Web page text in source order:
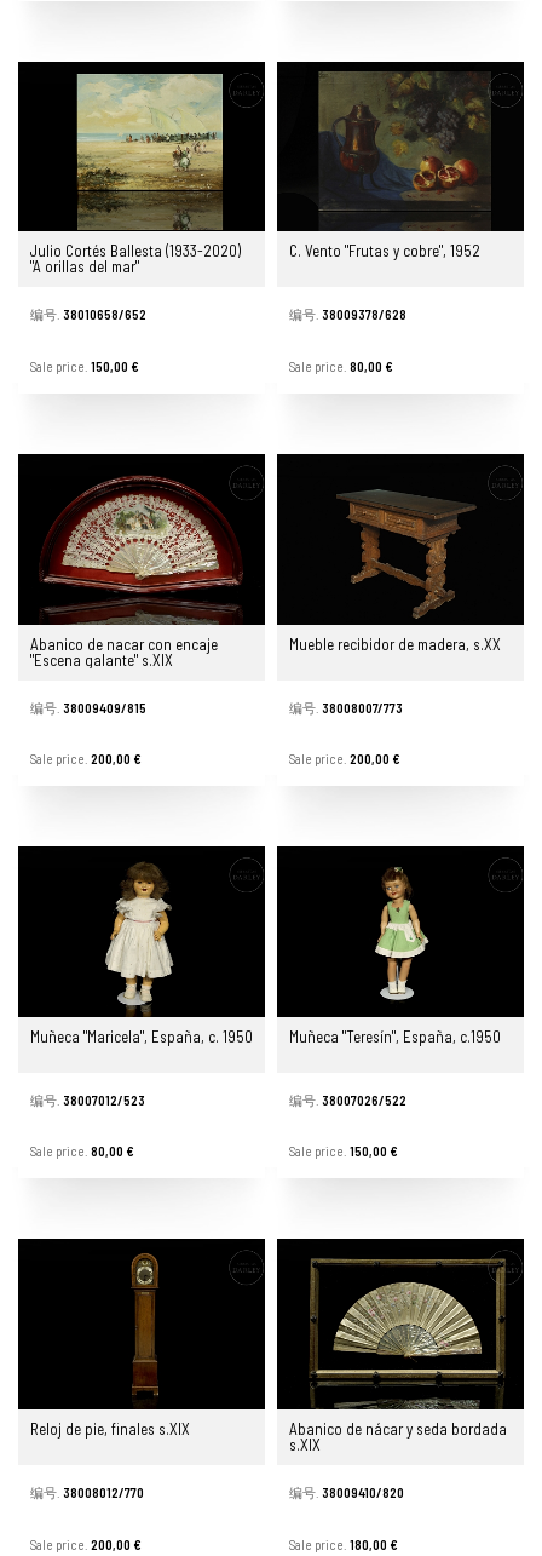
Julio Cortés Ballesta (1933-2020)
"A orillas del mar"
编号. 38010658/652
Sale price. 150,00 €
C. Vento "Frutas y cobre", 1952
编号. 38009378/628
Sale price. 80,00 €
Abanico de nacar con encaje
"Escena galante" s.XIX
编号. 38009409/815
Sale price. 200,00 €
Mueble recibidor de madera, s.XX
编号. 38008007/773
Sale price. 200,00 €
Muñeca "Maricela", España, c. 1950
编号. 38007012/523
Sale price. 80,00 €
Muñeca "Teresín", España, c.1950
编号. 38007026/522
Sale price. 150,00 €
Reloj de pie, finales s.XIX
编号. 38008012/770
Sale price. 200,00 €
Abanico de nácar y seda bordada
s.XIX
编号. 38009410/820
Sale price. 180,00 €